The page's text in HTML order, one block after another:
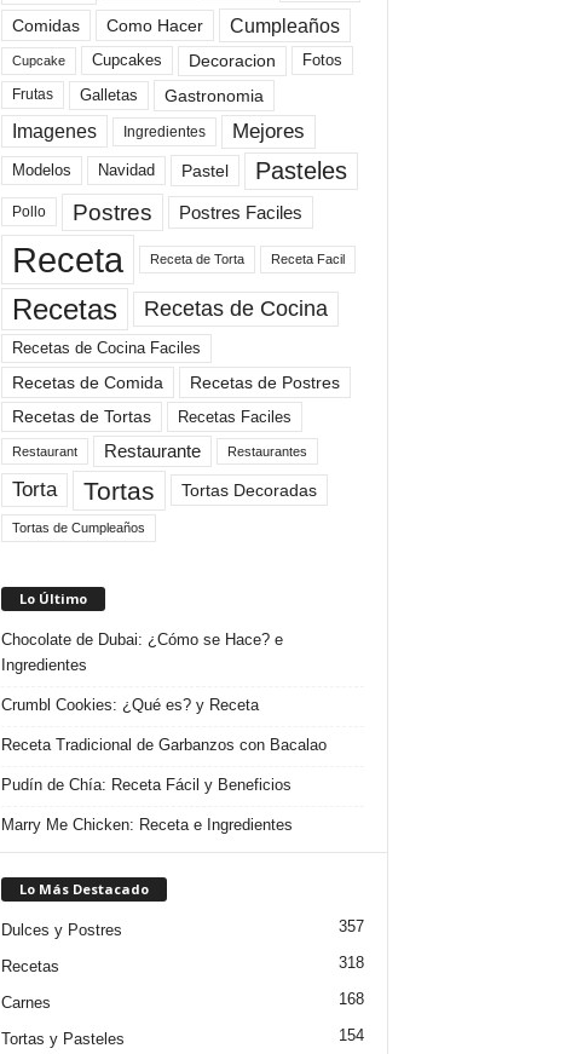
Comidas
Como Hacer Cumpleaños
Cupcake Cupcakes Decoracion Fotos
Frutas Galletas Gastronomia
Imagenes Ingredientes Mejores
Modelos Navidad Pastel Pasteles
Pollo Postres Postres Faciles
Receta Receta de Torta Receta Facil
Recetas Recetas de Cocina
Recetas de Cocina Faciles
Recetas de Comida
Recetas de Postres
Recetas de Tortas
Recetas Faciles
Restaurant Restaurante Restaurantes
Torta Tortas Tortas Decoradas
Tortas de Cumpleaños
Lo Último
Chocolate de Dubai: ¿Cómo se Hace? e
Ingredientes
Crumbl Cookies: ¿Qué es? y Receta
Receta Tradicional de Garbanzos con Bacalao
Pudín de Chía: Receta Fácil y Beneficios
Marry Me Chicken: Receta e Ingredientes
Lo Más Destacado
Dulces y Postres 357
Recetas 318
Carnes 168
Tortas y Pasteles 154